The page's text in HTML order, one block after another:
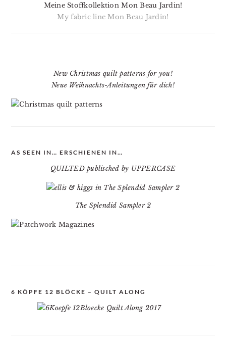
Meine Stoffkollektion Mon Beau Jardin!
My fabric line Mon Beau Jardin!
New Christmas quilt patterns for you!
Neue Weihnachts-Anleitungen für dich!
AS SEEN IN… ERSCHIENEN IN…
QUILTED publisched by UPPERCASE
The Splendid Sampler 2
6 KÖPFE 12 BLÖCKE – QUILT ALONG